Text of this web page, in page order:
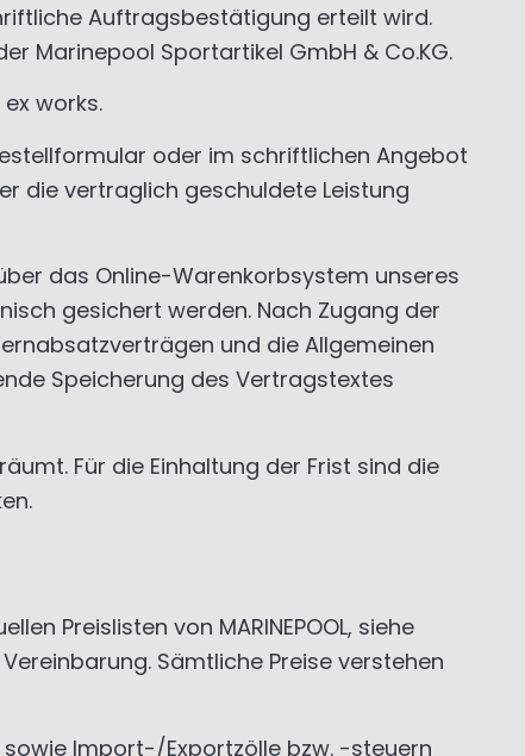
Auftragsbestätigung erteilt wird.
Marinepool Sportartikel GmbH & Co.KG.
works.
oder im schriftlichen Angebot
die vertraglich geschuldete Leistung
das Online-Warenkorbsystem unseres
gesichert werden. Nach Zugang der
und die Allgemeinen
Speicherung des Vertragstextes
Für die Einhaltung der Frist sind die
Preislisten von MARINEPOOL, siehe
Sämtliche Preise verstehen
Import-/Exportzölle bzw. -steuern